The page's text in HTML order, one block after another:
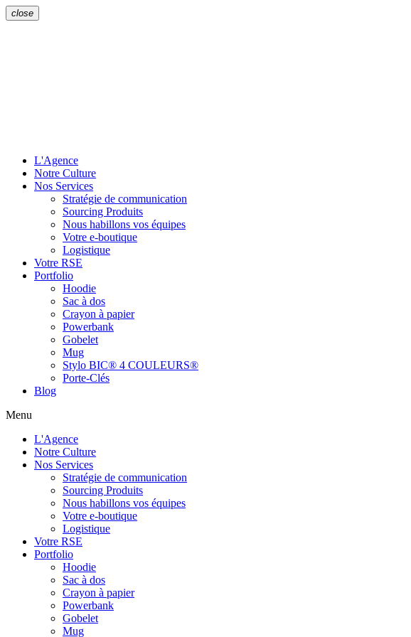
close
L'Agence
Notre Culture
Nos Services
Stratégie de communication
Sourcing Produits
Nous habillons vos équipes
Votre e-boutique
Logistique
Votre RSE
Portfolio
Hoodie
Sac à dos
Crayon à papier
Powerbank
Gobelet
Mug
Stylo BIC® 4 COULEURS®
Porte-Clés
Blog
Menu
L'Agence
Notre Culture
Nos Services
Stratégie de communication
Sourcing Produits
Nous habillons vos équipes
Votre e-boutique
Logistique
Votre RSE
Portfolio
Hoodie
Sac à dos
Crayon à papier
Powerbank
Gobelet
Mug